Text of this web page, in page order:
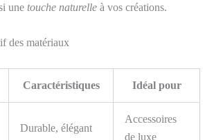
une touche naturelle à vos créations.
des matériaux
Caractéristiques Idéal pour
Durable, élégant
Accessoires
de luxe